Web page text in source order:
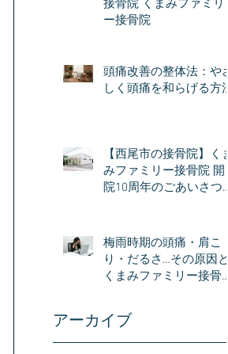
接骨院 くまみファミリ
ー接骨院
頭痛改善の整体法：やさ
しく頭痛を和らげる方法
【西尾市の接骨院】くま
みファミリー接骨院 開
院10周年のごあいさつ｜
梅雨時期の頭痛・肩こ
り・だるさ…その原因と
くまみファミリー接骨院
アーカイブ